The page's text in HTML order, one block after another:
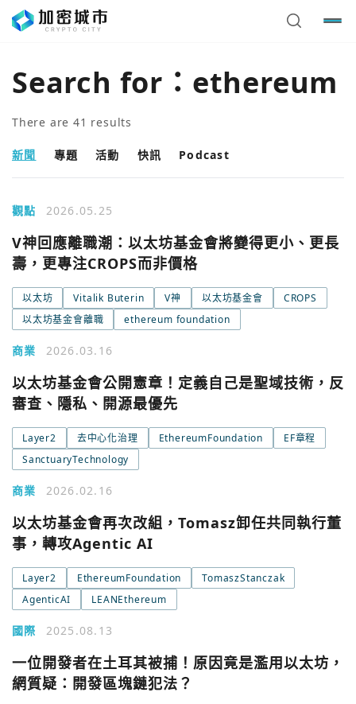
Search for： ethereum
There are 41 results
新聞 專題 活動 快訊 Podcast
觀點 2026.05.25
V神回應離職潮：以太坊基金會將變得更小、更長
壽，更專注CROPS而非價格
以太坊 Vitalik Buterin V神 以太坊基金會
CROPS
以太坊基金會離職
ethereum foundation
商業 2026.03.16
以太坊基金會公開憲章！定義自己是聖域技術，反
審查、隱私、開源最優先
Layer2 去中心化治理 EthereumFoundation
EF章程
SanctuaryTechnology
商業 2026.02.16
以太坊基金會再次改組，Tomasz卸任共同執行董
事，轉攻Agentic AI
Layer2 EthereumFoundation
TomaszStanczak
AgenticAI
LEANEthereum
國際 2025.08.13
一位開發者在土耳其被捕！原因竟是濫用以太坊，
網質疑：開發區塊鏈犯法？